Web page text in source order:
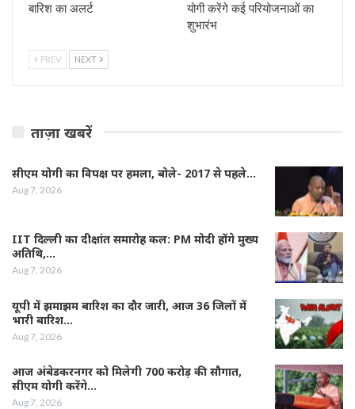
बारिश का अलर्ट
योगी करेंगे कई परियोजनाओं का
शुभारंभ
PREV NEXT
ताज़ा खबरें
सीएम योगी का विपक्ष पर हमला, बोले- 2017 से पहले…
Aug 7, 2026
IIT दिल्ली का दीक्षांत समारोह कल: PM मोदी होंगे मुख्य
अतिथि,…
Aug 7, 2026
यूपी में झमाझम बारिश का दौर जारी, आज 36 जिलों में
भारी बारिश…
Aug 7, 2026
आज अंबेडकरनगर को मिलेगी 700 करोड़ की सौगात,
सीएम योगी करेंगे…
Aug 7, 2026